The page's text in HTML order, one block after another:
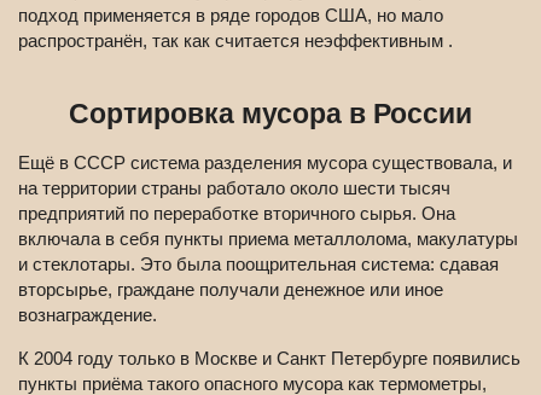
подход применяется в ряде городов США, но мало
распространён, так как считается неэффективным .
Сортировка мусора в России
Ещё в СССР система разделения мусора существовала, и
на территории страны работало около шести тысяч
предприятий по переработке вторичного сырья. Она
включала в себя пункты приема металлолома, макулатуры
и стеклотары. Это была поощрительная система: сдавая
вторсырье, граждане получали денежное или иное
вознаграждение.
К 2004 году только в Москве и Санкт Петербурге появились
пункты приёма такого опасного мусора как термометры,